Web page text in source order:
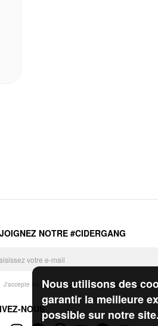
Nous utilisons des
garantir la meilleure
possible sur notre site.
NOTRE #CIDERGANG
J'accepte les Conditions généraleset laPolitique de
NOUS